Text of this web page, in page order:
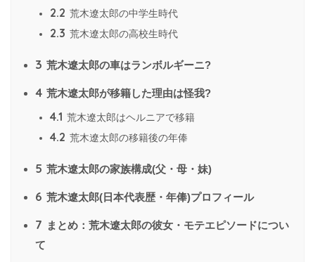
2.2 荒木遼太郎の中学生時代
2.3 荒木遼太郎の高校生時代
3 荒木遼太郎の車はランボルギーニ?
4 荒木遼太郎が移籍した理由は怪我?
4.1 荒木遼太郎はヘルニアで移籍
4.2 荒木遼太郎の移籍後の年俸
5 荒木遼太郎の家族構成(父・母・妹)
6 荒木遼太郎(日本代表歴・年俸)プロフィール
7 まとめ：荒木遼太郎の彼女・モテエピソードについ
て